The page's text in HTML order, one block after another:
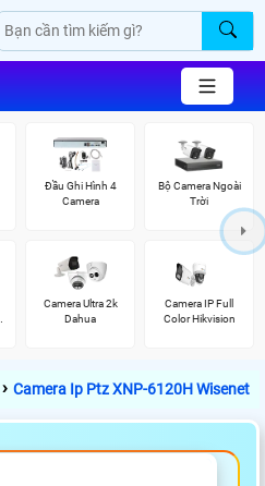
Đầu Ghi Hình 4
Camera
Bộ Camera Ngoài
Trời
Camera Ultra 2k
Dahua
Camera IP Full
Color Hikvision
› Camera Ip Ptz XNP-6120H Wisenet